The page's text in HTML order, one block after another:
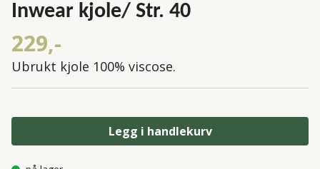
Inwear kjole/ Str. 40
229,-
Ubrukt kjole 100% viscose.
Legg i handlekurv